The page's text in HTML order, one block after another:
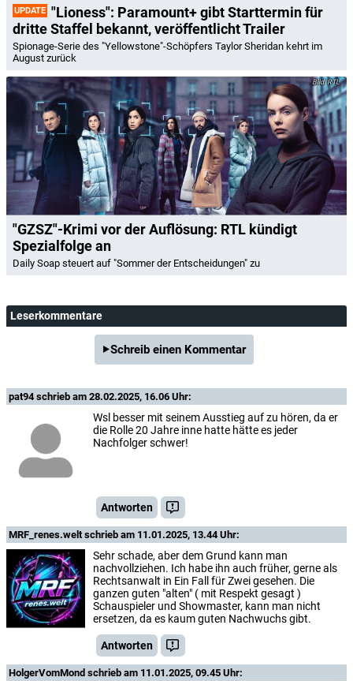
UPDATE "Lioness": Paramount+ gibt Starttermin für
dritte Staffel bekannt, veröffentlicht Trailer
Spionage-Serie des "Yellowstone"-Schöpfers Taylor Sheridan kehrt im
August zurück
RTL
"GZSZ"-Krimi vor der Auflösung: RTL kündigt
Spezialfolge an
Daily Soap steuert auf "Sommer der Entscheidungen" zu
Leserkommentare
Schreib einen Kommentar
pat94schrieb am 28.02.2025, 16.06 Uhr:
Wsl besser mit seinem Ausstieg auf zu hören, da er
die Rolle 20 Jahre inne hatte hätte es jeder
Nachfolger schwer!
Antworten
MRF_renes.welt schrieb am 11.01.2025, 13.44 Uhr:
Sehr schade, aber dem Grund kann man
nachvollziehen. Ich habe ihn auch früher, gerne als
Rechtsanwalt in Ein Fall für Zwei gesehen. Die
ganzen guten "alten" ( mit Respekt gesagt )
Schauspieler und Showmaster, kann man nicht
ersetzen, da es kaum guten Nachwuchs gibt.
Antworten
HolgerVomMond schrieb am 11.01.2025, 09.45 Uhr: